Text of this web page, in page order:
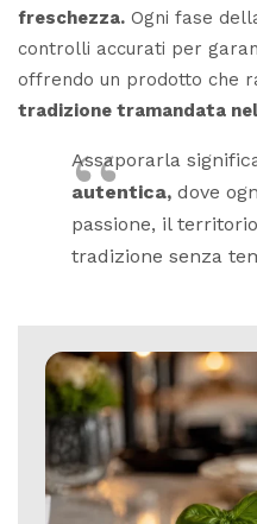
freschezza. Ogni fase
controlli accurati per
offrendo un prodotto che
tradizione tramandata
Assaporarla
autentica, dove
passione, il
tradizione senza